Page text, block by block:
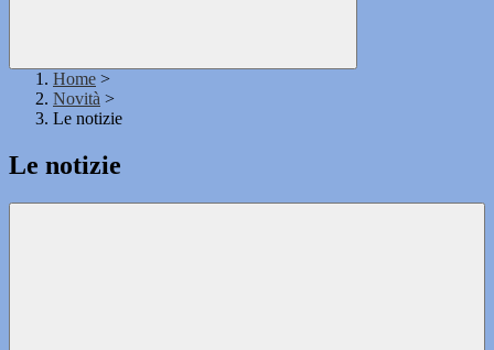
Home >
Novità >
Le notizie
Le notizie